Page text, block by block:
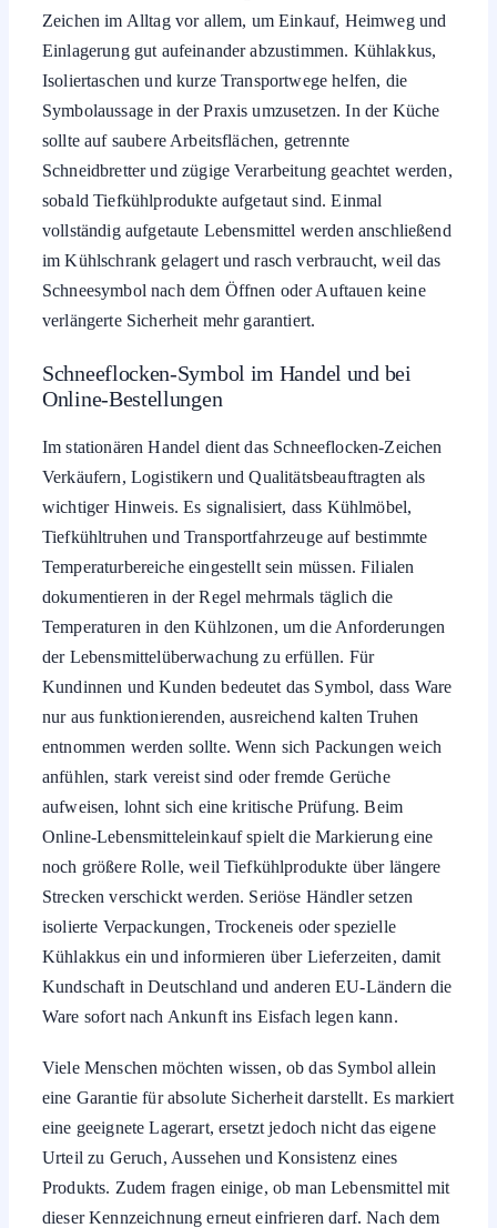
Zeichen im Alltag vor allem, um Einkauf, Heimweg und
Einlagerung gut aufeinander abzustimmen. Kühlakkus,
Isoliertaschen und kurze Transportwege helfen, die
Symbolaussage in der Praxis umzusetzen. In der Küche
sollte auf saubere Arbeitsflächen, getrennte
Schneidbretter und zügige Verarbeitung geachtet werden,
sobald Tiefkühlprodukte aufgetaut sind. Einmal
vollständig aufgetaute Lebensmittel werden anschließend
im Kühlschrank gelagert und rasch verbraucht, weil das
Schneesymbol nach dem Öffnen oder Auftauen keine
verlängerte Sicherheit mehr garantiert.
Schneeflocken-Symbol im Handel und bei
Online-Bestellungen
Im stationären Handel dient das Schneeflocken-Zeichen
Verkäufern, Logistikern und Qualitätsbeauftragten als
wichtiger Hinweis. Es signalisiert, dass Kühlmöbel,
Tiefkühltruhen und Transportfahrzeuge auf bestimmte
Temperaturbereiche eingestellt sein müssen. Filialen
dokumentieren in der Regel mehrmals täglich die
Temperaturen in den Kühlzonen, um die Anforderungen
der Lebensmittelüberwachung zu erfüllen. Für
Kundinnen und Kunden bedeutet das Symbol, dass Ware
nur aus funktionierenden, ausreichend kalten Truhen
entnommen werden sollte. Wenn sich Packungen weich
anfühlen, stark vereist sind oder fremde Gerüche
aufweisen, lohnt sich eine kritische Prüfung. Beim
Online-Lebensmitteleinkauf spielt die Markierung eine
noch größere Rolle, weil Tiefkühlprodukte über längere
Strecken verschickt werden. Seriöse Händler setzen
isolierte Verpackungen, Trockeneis oder spezielle
Kühlakkus ein und informieren über Lieferzeiten, damit
Kundschaft in Deutschland und anderen EU-Ländern die
Ware sofort nach Ankunft ins Eisfach legen kann.
Viele Menschen möchten wissen, ob das Symbol allein
eine Garantie für absolute Sicherheit darstellt. Es markiert
eine geeignete Lagerart, ersetzt jedoch nicht das eigene
Urteil zu Geruch, Aussehen und Konsistenz eines
Produkts. Zudem fragen einige, ob man Lebensmittel mit
dieser Kennzeichnung erneut einfrieren darf. Nach dem